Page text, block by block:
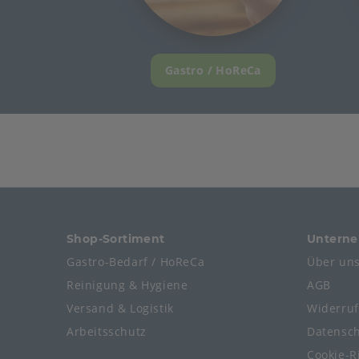
Gastro / HoReCa
Shop-Sortiment
Gastro-Bedarf / HoReCa
Reinigung & Hygiene
Versand & Logistik
Arbeitsschutz
Über
AGB
Cookie-